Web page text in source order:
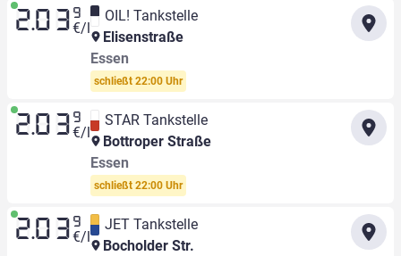
2.03 9
€/l
OIL! Tankstelle
Elisenstraße
Essen
schließt 22:00 Uhr
2.03 9
€/l
STAR Tankstelle
Bottroper Straße
Essen
schließt 22:00 Uhr
2.03 9
€/l
JET Tankstelle
Bocholder Str.